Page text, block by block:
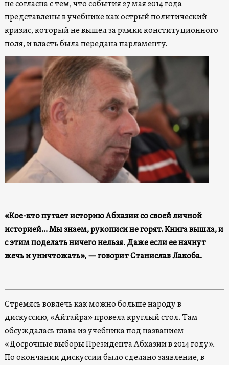
не согласна с тем, что события 27 мая 2014 года
представлены в учебнике как острый политический
кризис, который не вышел за рамки конституционного
поля, и власть была передана парламенту.
«Кое-кто путает историю Абхазии со своей личной
историей… Мы знаем, рукописи не горят. Книга вышла, и
с этим поделать ничего нельзя. Даже если ее начнут
жечь и уничтожать», — говорит Станислав Лакоба.
Стремясь вовлечь как можно больше народу в
дискуссию, «Айтайра» провела круглый стол. Там
обсуждалась глава из учебника под названием
«Досрочные выборы Президента Абхазии в 2014 году».
По окончании дискуссии было сделано заявление, в